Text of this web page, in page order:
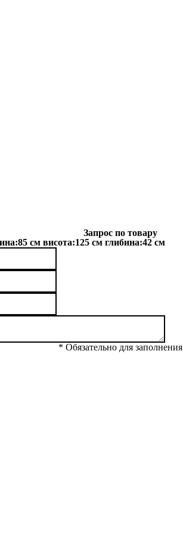
Запрос по товару
см висота:125 см глибина:42 см
* Обязательно для заполнения